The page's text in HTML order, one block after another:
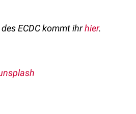
ECDC kommt ihrhier.